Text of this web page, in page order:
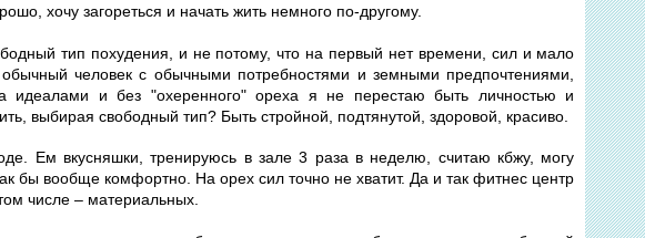
хочу загореться и начать жить немного по-другому.
тип похудения, и не потому, что на первый нет времени, сил и мало
человек с обычными потребностями и земными предпочтениями,
идеалами и без "охеренного" ореха я не перестаю быть личностью и
выбирая свободный тип? Быть стройной, подтянутой, здоровой, красиво.
Ем вкусняшки, тренируюсь в зале 3 раза в неделю, считаю кбжу, могу
бы вообще комфортно. На орех сил точно не хватит. Да и так фитнес центр
числе – материальных.